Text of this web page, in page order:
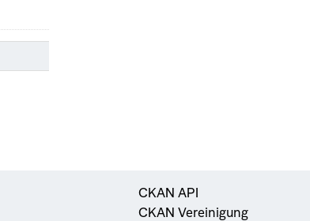
CKAN API
CKAN Vereinigung